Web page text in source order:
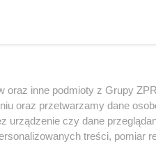
Barana. To faza,
w sobie ognistą
by najpierw świadomie
odpuścić, aby zrobić
oraz inne podmioty z Grupy
oraz przetwarzamy dane
urządzenie czy dane
treści, pomiar